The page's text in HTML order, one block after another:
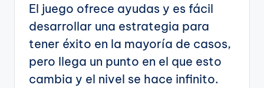
El juego ofrece ayudas y es fácil
desarrollar una estrategia para
tener éxito en la mayoría de casos,
pero llega un punto en el que esto
cambia y el nivel se hace infinito.